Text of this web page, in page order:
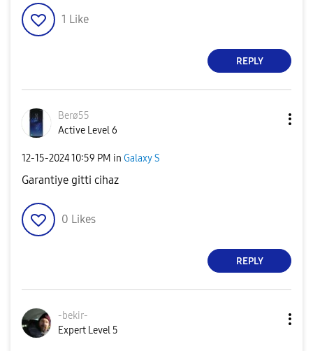
1 Like
REPLY
Berø55
Active Level 6
‎12-15-202410:59 PM in Galaxy S
Garantiye gitti cihaz
0 Likes
REPLY
-bekir-
Expert Level 5